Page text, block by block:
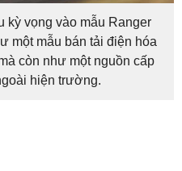
kỳ vọng vào mẫu Ranger
một mẫu bán tải điện hóa
còn như một nguồn cấp
hiện trường.